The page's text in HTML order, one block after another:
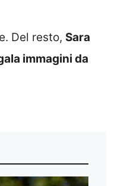
Del resto, Sara
immagini da